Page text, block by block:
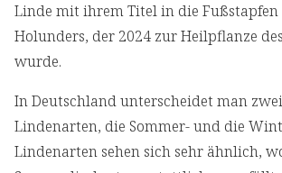
Linde mit ihrem Titel in die Fußstapfen
Holunders, der 2024 zur Heilpflanze
wurde.
In Deutschland unterscheidet man
Lindenarten, die Sommer- und die
Lindenarten sehen sich sehr ähnlich,